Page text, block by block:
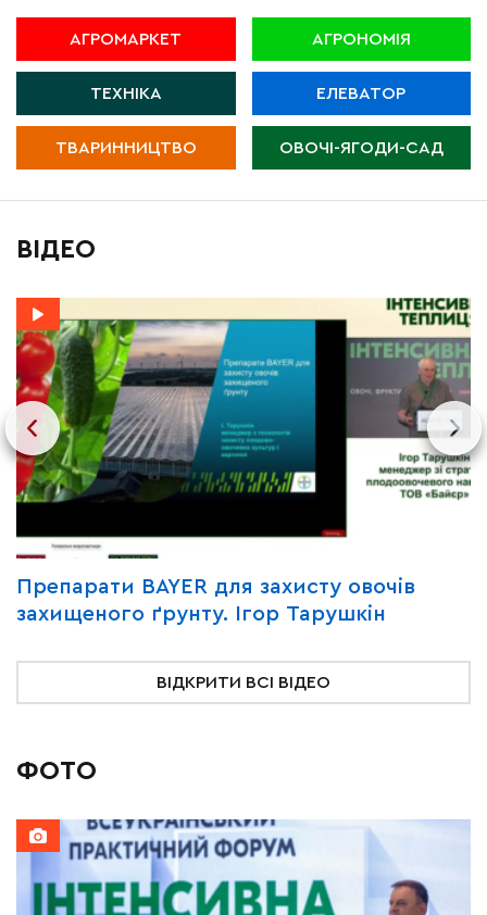
АГРОМАРКЕТ АГРОНОМІЯ
ТЕХНІКА ЕЛЕВАТОР
ТВАРИННИЦТВО ОВОЧІ-ЯГОДИ-САД
ВІДЕО
Препарати BAYER для захисту овочів
захищеного ґрунту. Ігор Тарушкін
ВІДКРИТИ ВСІ ВІДЕО
ФОТО